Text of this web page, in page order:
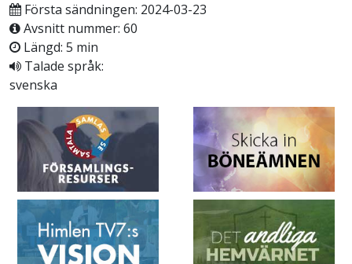
Första sändningen: 2024-03-23
Avsnitt nummer: 60
Längd: 5 min
Talade språk:
svenska